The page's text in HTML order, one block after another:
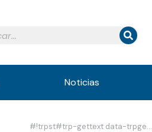
Noticias
#!trpst#trp-gettext data-trpge…